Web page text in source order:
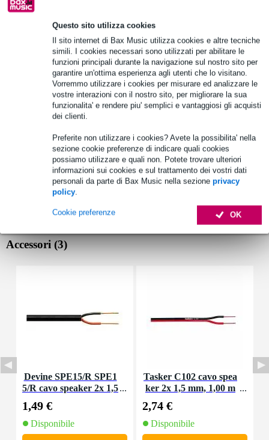
Questo sito utilizza cookies
Il sito internet di Bax Music utilizza cookies e altre tecniche
simili. I cookies necessari sono utilizzati per abilitare le
funzioni principali durante la navigazione sul nostro sito per
garantire un'ottima esperienza agli utenti che lo visitano.
Vorremmo utilizzare i cookies per misurare ed analizzare le
vostre interazioni con il nostro sito, per migliorare la sua
funzionalita' e rendere piu' semplici e vantaggiosi gli acquisti
dei clienti.
Preferite non utilizzare i cookies? Avete la possibilita' nella
sezione cookie preferenze di indicare quali cookies
possiamo utilizzare e quali non. Potete trovare ulteriori
informazioni sui cookies e sul trattamento dei vostri dati
personali da parte di Bax Music nella sezione privacy
policy.
OK
Cookie preferenze
colore: bianco
dimensioni del woofer: 8 pollici
Specifiche complete
Vedi anche (1)
Accessori (3)
Devine SPE15/R SPE1
5/R cavo speaker 2x 1,5
1,49 €
Disponibile
Tasker C102 cavo spea
ker 2x 1,5 mm, 1,00 m
2,74 €
Disponibile